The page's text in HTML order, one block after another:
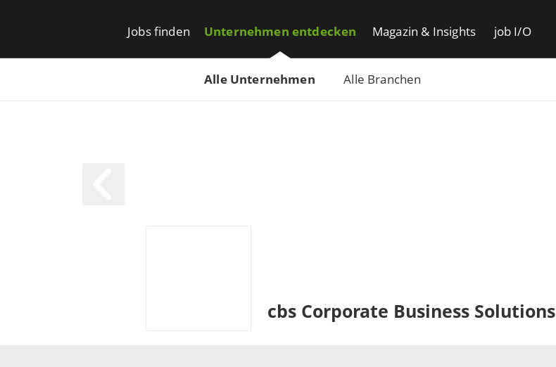
Jobs finden Unternehmen entdecken
Alle Unternehmen Alle Branchen
Magazin & Insights job I/O
cbs Corporate Business Solutions